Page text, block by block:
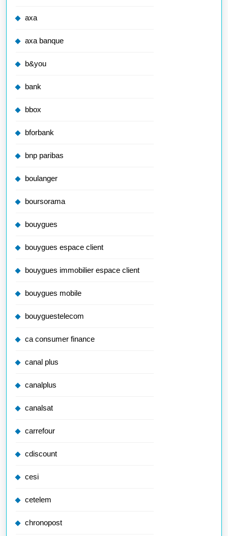
axa
axa banque
b&you
bank
bbox
bforbank
bnp paribas
boulanger
boursorama
bouygues
bouygues espace client
bouygues immobilier espace client
bouygues mobile
bouyguestelecom
ca consumer finance
canal plus
canalplus
canalsat
carrefour
cdiscount
cesi
cetelem
chronopost